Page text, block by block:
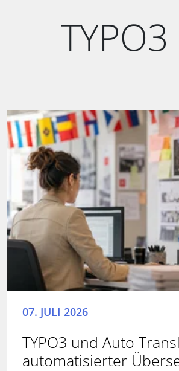
TYPO3
07. JULI 2026
TYPO3 und Auto
automatisierter